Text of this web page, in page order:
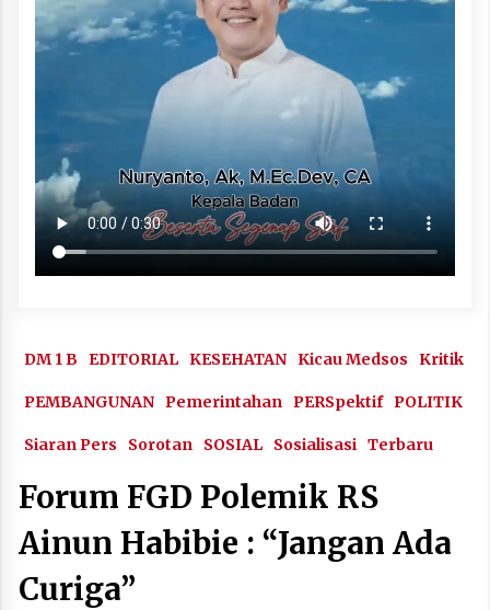
DM 1 B EDITORIAL KESEHATAN Kicau Medsos Kritik
PEMBANGUNAN Pemerintahan PERSpektif POLITIK
Siaran Pers Sorotan SOSIAL Sosialisasi Terbaru
Forum FGD Polemik RS
Ainun Habibie : “Jangan Ada
Curiga”